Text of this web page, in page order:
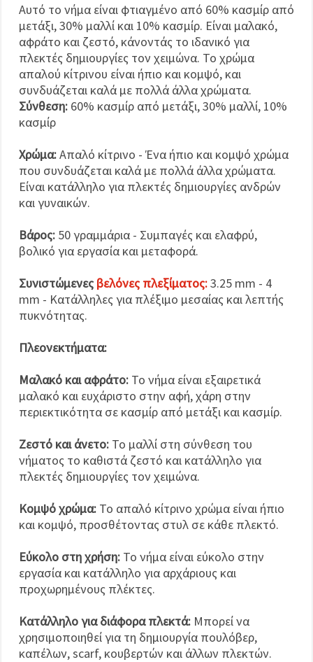
Αυτό το νήμα είναι φτιαγμένο από 60% κασμίρ από
μετάξι, 30% μαλλί και 10% κασμίρ. Είναι μαλακό,
αφράτο και ζεστό, κάνοντάς το ιδανικό για
πλεκτές δημιουργίες τον χειμώνα. Το χρώμα
απαλού κίτρινου είναι ήπιο και κομψό, και
συνδυάζεται καλά με πολλά άλλα χρώματα.
Σύνθεση: 60% κασμίρ από μετάξι, 30% μαλλί, 10%
κασμίρ
Χρώμα:Απαλό κίτρινο - Ένα ήπιο και κομψό χρώμα
που συνδυάζεται καλά με πολλά άλλα χρώματα.
Είναι κατάλληλο για πλεκτές δημιουργίες ανδρών
και γυναικών.
Βάρος: 50 γραμμάρια - Συμπαγές και ελαφρύ,
βολικό για εργασία και μεταφορά.
Συνιστώμενεςβελόνες πλεξίματος:3.25 mm - 4
mm - Κατάλληλες για πλέξιμο μεσαίας και λεπτής
πυκνότητας.
Πλεονεκτήματα:
Μαλακό και αφράτο: Το νήμα είναι εξαιρετικά
μαλακό και ευχάριστο στην αφή, χάρη στην
περιεκτικότητα σε κασμίρ από μετάξι και κασμίρ.
Ζεστό και άνετο: Το μαλλί στη σύνθεση του
νήματος το καθιστά ζεστό και κατάλληλο για
πλεκτές δημιουργίες τον χειμώνα.
Κομψό χρώμα: Το απαλό κίτρινο χρώμα είναι ήπιο
και κομψό, προσθέτοντας στυλ σε κάθε πλεκτό.
Εύκολο στη χρήση: Το νήμα είναι εύκολο στην
εργασία και κατάλληλο για αρχάριους και
προχωρημένους πλέκτες.
Κατάλληλο για διάφορα πλεκτά: Μπορεί να
χρησιμοποιηθεί για τη δημιουργία πουλόβερ,
καπέλων, scarf, κουβερτών και άλλων πλεκτών.